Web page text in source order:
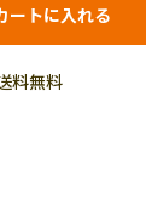
ートに入れる
料無料